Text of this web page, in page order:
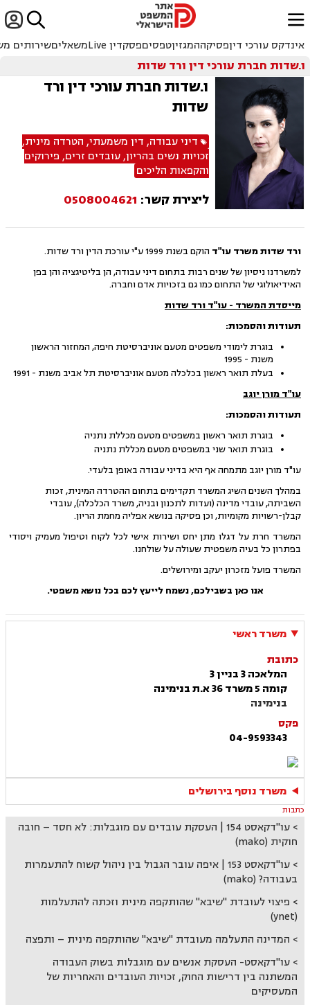

ﱐ
אינדקס עורכי דיןפסיקההמגזיןטפסיםפסקדין Live משאליםשירותים
ו.שדות חברת עורכי דין ורד שדות
ו.שדות חברת עורכי דין ורד
שדות
דיני עבודה, דין משמעתי, הטרדה מינית,
זכויות נשים בהריון,עובדים זרים, פירוקים
והקפאות הליכים
ליצירת קשר: 0508004621
ורד שדות משרד עו"ד הוקם בשנת 1999 ע"י עורכת הדין ורד שדות.
למשרדנו ניסיון של שנים רבות בתחום דיני עבודה, הן בליטיגציה והן בפן
האידיאולוגי של התחום כמו גם בזכויות אדם וחברה.
מייסדת המשרד - עו"ד ורד שדות
תעודות והסמכות:
בוגרת לימודי משפטים מטעם אוניברסיטת חיפה, המחזור הראשון
משנת - 1995
בעלת תואר ראשון בכלכלה מטעם אוניברסיטת תל אביב משנת - 1991
עו"ד מורן יוגב
תעודות והסמכות:
בוגרת תואר ראשון במשפטים מטעם מכללת נתניה
בוגרת תואר שני במשפטים מטעם מכללת נתניה
עו"ד מורן יוגב מתמחה אף היא בדיני עבודה באופן בלעדי.
במהלך השנים השיג המשרד תקדימים בתחום ההטרדה המינית, זכות
השביתה, עובדי מדינה (ועדות לתכנון ובניה, משרד הכלכלה), עובדי
קבלן-רשויות מקומיות, וכן פסיקה בנושא אפליה מחמת הריון.
המשרד חרת על דגלו מתן יחס ושירות אישי לכל לקוח וטיפול מעמיק ויסודי
בפתרון כל בעיה משפטית שעולה על שולחנו.
המשרד פועל מזכרון יעקב ומירושלים.
אנו כאן בשבילכם, נשמח לייעץ לכם בכל נושא משפטי.
משרד ראשי
כתובת
המלאכה 3 בניין 3
קומה 5 משרד 36 א.ת בנימינה
בנימינה
פקס
04-9593343
משרד נוסף בירושלים
כתבות
עו"דקאסט 154 | העסקת עובדים עם מוגבלות: לא חסד – חובה
חוקית (mako)
עו"דקאסט 153 | איפה עובר הגבול בין ניהול קשוח להתעמרות
בעבודה? (mako)
פיצוי לעובדת "שיבא" שהותקפה מינית וזכתה להתעלמות
(ynet)
המדינה התעלמה מעובדת "שיבא" שהותקפה מינית – ותפצה
עו"דקאסט- העסקת אנשים עם מוגבלות בשוק העבודה
המשתנה בין דרישות החוק, זכויות העובדים והאחריות של
המעסיקים